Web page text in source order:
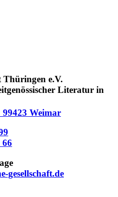
Thüringen e.V.
Literatur in
Weimar
66
gesellschaft.de